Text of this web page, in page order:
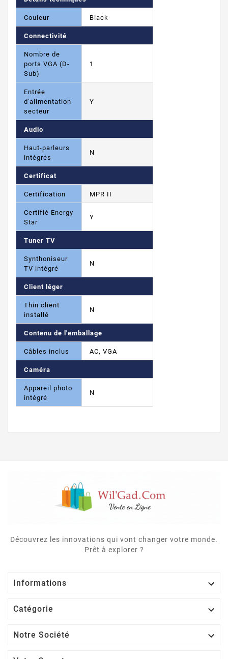
Couleur Black
Connectivité
Nombre de
ports VGA (D-
Sub)
1
Entrée
d'alimentation
secteur
Y
Audio
Haut-parleurs
intégrés
N
Certificat
Certification MPR II
Certifié Energy
Star
Y
Tuner TV
Synthoniseur
TV intégré
N
Client léger
Thin client
installé
N
Contenu de l'emballage
Câbles inclus AC, VGA
Caméra
Appareil photo
intégré
N
Découvrez les innovations qui vont changer votre monde.
Prêt à explorer ?
Informations 
Catégorie 
Notre Société 